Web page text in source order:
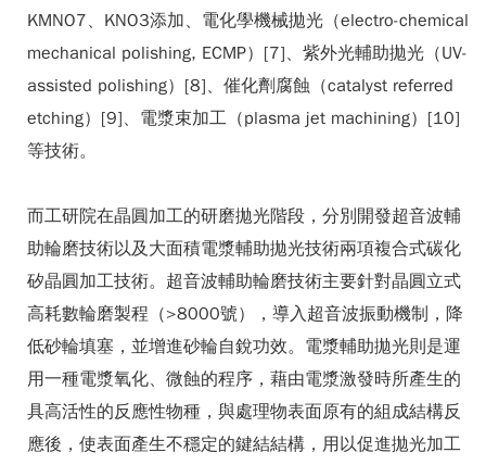
KMNO7、KNO3添加、電化學機械拋光（electro-chemical
mechanical polishing, ECMP）[7]、紫外光輔助拋光（UV-
assisted polishing）[8]、催化劑腐蝕（catalyst referred
etching）[9]、電漿束加工（plasma jet machining）[10]
等技術。
而工研院在晶圓加工的研磨拋光階段，分別開發超音波輔
助輪磨技術以及大面積電漿輔助拋光技術兩項複合式碳化
矽晶圓加工技術。超音波輔助輪磨技術主要針對晶圓立式
高耗數輪磨製程（>8000號），導入超音波振動機制，降
低砂輪填塞，並增進砂輪自銳功效。電漿輔助拋光則是運
用一種電漿氧化、微蝕的程序，藉由電漿激發時所產生的
具高活性的反應性物種，與處理物表面原有的組成結構反
應後，使表面產生不穩定的鍵結結構，用以促進拋光加工